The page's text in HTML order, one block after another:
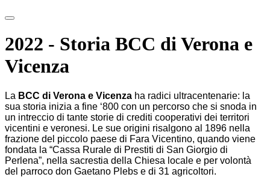
2022 - Storia BCC di Verona e
Vicenza
La BCC di Verona e Vicenza ha radici ultracentenarie: la
sua storia inizia a fine ‘800 con un percorso che si snoda in
un intreccio di tante storie di crediti cooperativi dei territori
vicentini e veronesi. Le sue origini risalgono al 1896 nella
frazione del piccolo paese di Fara Vicentino, quando viene
fondata la “Cassa Rurale di Prestiti di San Giorgio di
Perlena”, nella sacrestia della Chiesa locale e per volontà
del parroco don Gaetano Plebs e di 31 agricoltori.